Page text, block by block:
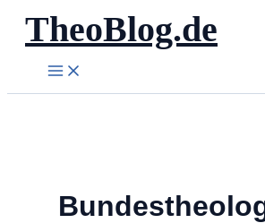
Zum
Inhalt
springen
TheoBlog.de